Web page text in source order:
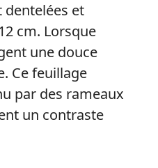
dentelées et
cm. Lorsque
une douce
Ce feuillage
par des rameaux
un contraste